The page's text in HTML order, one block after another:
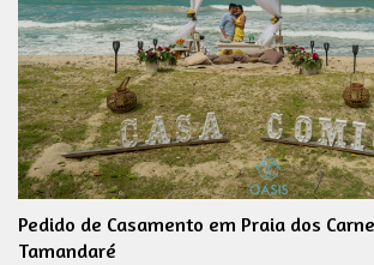
Pedido de Casamento em Praia dos
Tamandaré